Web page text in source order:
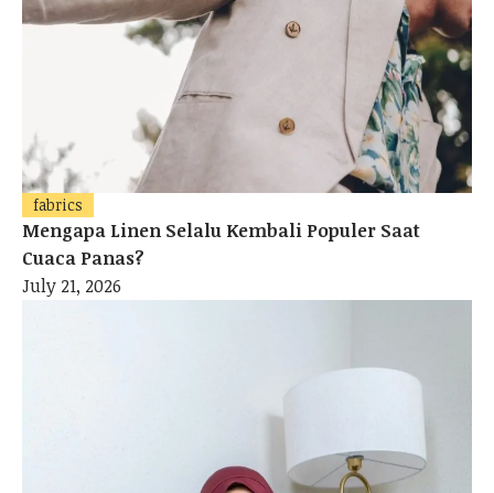
fabrics
Mengapa Linen Selalu Kembali Populer Saat
Cuaca Panas?
July 21, 2026